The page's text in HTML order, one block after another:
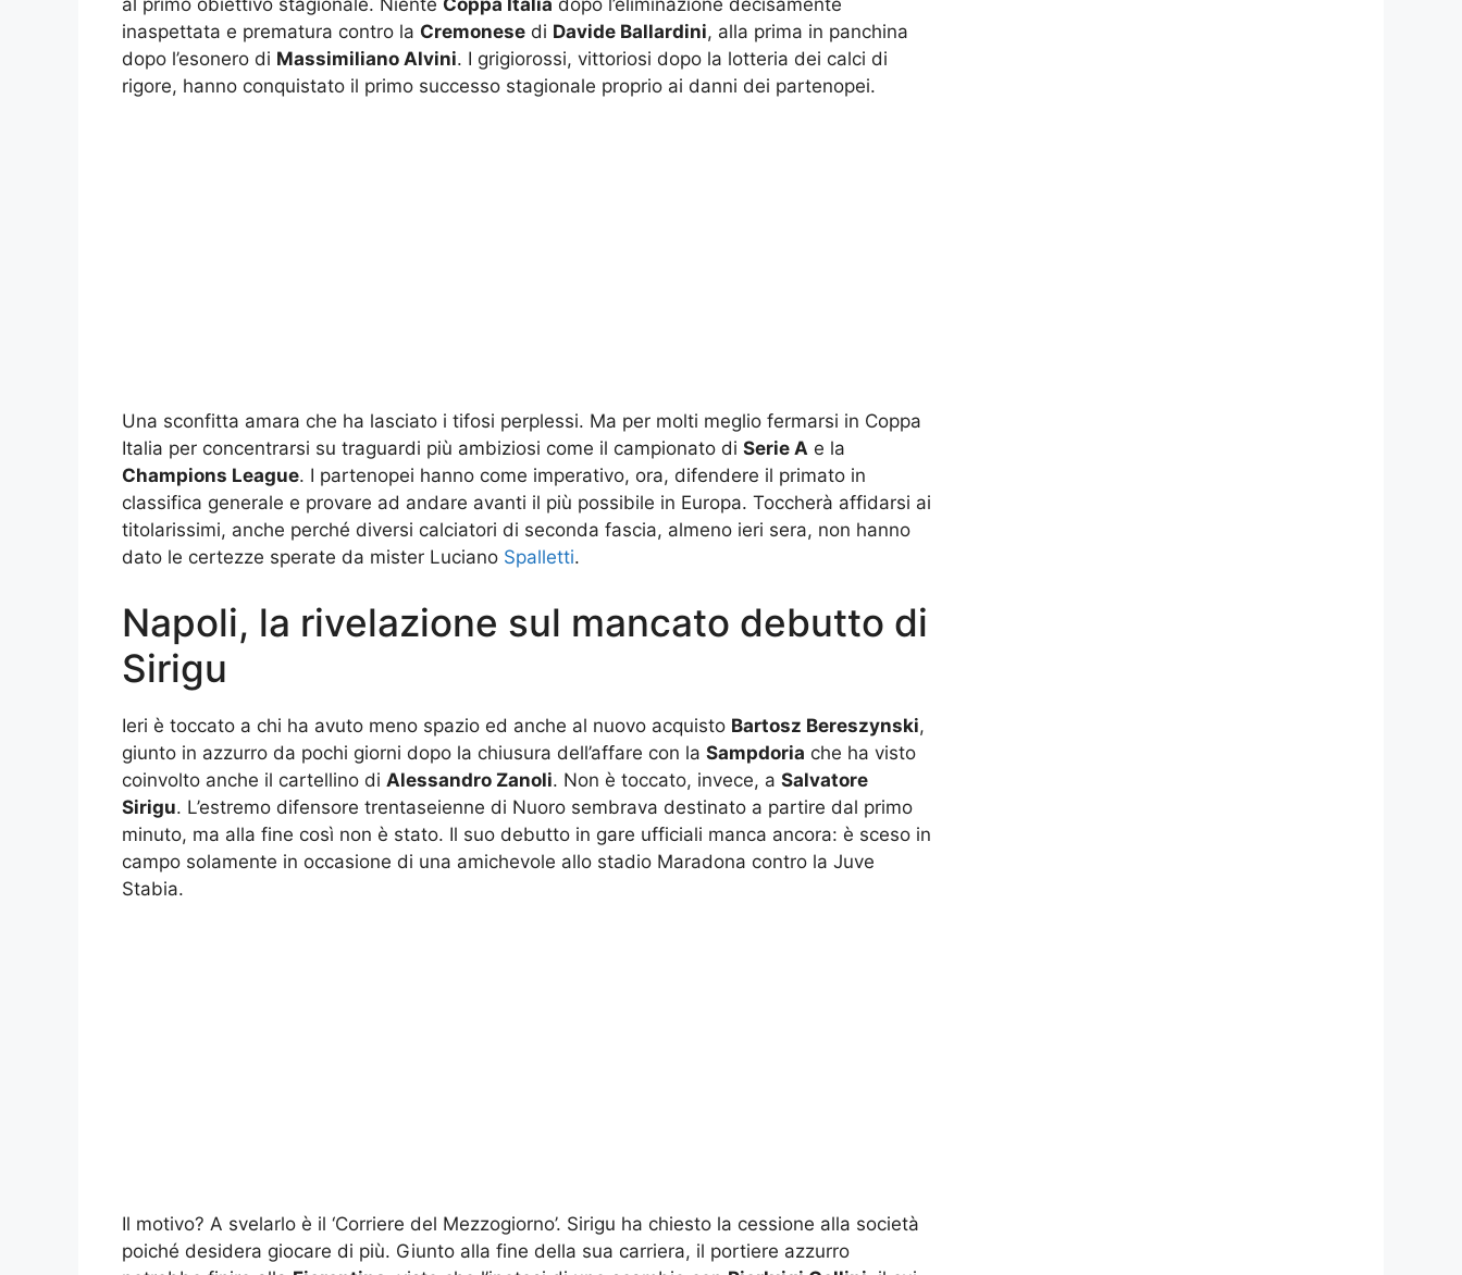
inaspettata e prematura contro la Cremonese di Davide Ballardini, alla prima in panchina
dopo l’esonero di Massimiliano Alvini. I grigiorossi, vittoriosi dopo la lotteria dei calci di
rigore, hanno conquistato il primo successo stagionale proprio ai danni dei partenopei.
Una sconfitta amara che ha lasciato i tifosi perplessi. Ma per molti meglio fermarsi in Coppa
Italia per concentrarsi su traguardi più ambiziosi come il campionato di Serie A e la
Champions League. I partenopei hanno come imperativo, ora, difendere il primato in
classifica generale e provare ad andare avanti il più possibile in Europa. Toccherà affidarsi ai
titolarissimi, anche perché diversi calciatori di seconda fascia, almeno ieri sera, non hanno
dato le certezze sperate da mister Luciano Spalletti.
Napoli, la rivelazione sul mancato debutto di
Sirigu
Ieri è toccato a chi ha avuto meno spazio ed anche al nuovo acquisto Bartosz Bereszynski,
giunto in azzurro da pochi giorni dopo la chiusura dell’affare con la Sampdoria che ha visto
coinvolto anche il cartellino di Alessandro Zanoli. Non è toccato, invece, a Salvatore
Sirigu. L’estremo difensore trentaseienne di Nuoro sembrava destinato a partire dal primo
minuto, ma alla fine così non è stato. Il suo debutto in gare ufficiali manca ancora: è sceso in
campo solamente in occasione di una amichevole allo stadio Maradona contro la Juve
Stabia.
Il motivo? A svelarlo è il ‘Corriere del Mezzogiorno’. Sirigu ha chiesto la cessione alla società
poiché desidera giocare di più. Giunto alla fine della sua carriera, il portiere azzurro